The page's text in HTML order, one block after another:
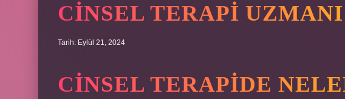
CINSEL TERAPI
Tarih: Eylül 21, 2024
CINSEL TERAPIDE